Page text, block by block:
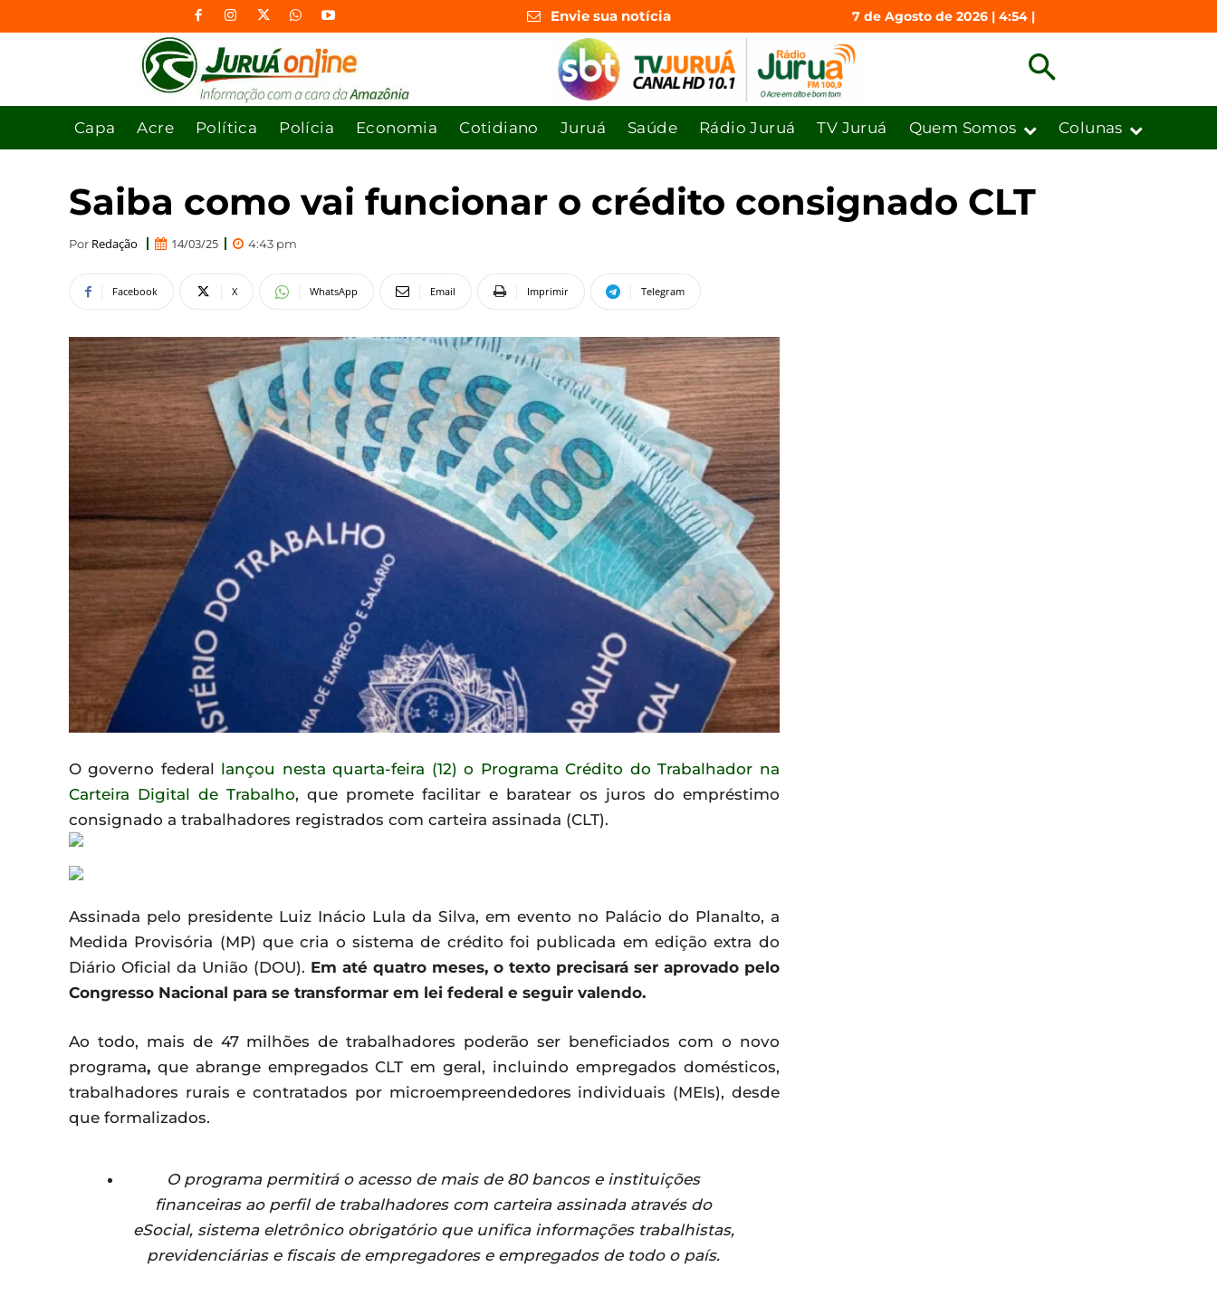
Envie sua notícia 7 de Agosto de 2026 | 4:54 |
Capa Acre Política Polícia Economia Cotidiano Juruá Saúde Rádio Juruá TV Juruá Quem Somos Colunas
Saiba como vai funcionar o crédito consignado CLT
Por Redação 14/03/25 4:43 pm
Facebook X WhatsApp Email Imprimir Telegram
O governo federal lançou nesta quarta-feira (12) o Programa Crédito do Trabalhador na
Carteira Digital de Trabalho, que promete facilitar e baratear os juros do empréstimo
consignado a trabalhadores registrados com carteira assinada (CLT).
Assinada pelo presidente Luiz Inácio Lula da Silva, em evento no Palácio do Planalto, a
Medida Provisória (MP) que cria o sistema de crédito foi publicada em edição extra do
Diário Oficial da União (DOU). Em até quatro meses, o texto precisará ser aprovado pelo
Congresso Nacional para se transformar em lei federal e seguir valendo.
Ao todo, mais de 47 milhões de trabalhadores poderão ser beneficiados com o novo
programa, que abrange empregados CLT em geral, incluindo empregados domésticos,
trabalhadores rurais e contratados por microempreendedores individuais (MEIs), desde
que formalizados.
O programa permitirá o acesso de mais de 80 bancos e instituições
financeiras ao perfil de trabalhadores com carteira assinada através do
eSocial, sistema eletrônico obrigatório que unifica informações trabalhistas,
previdenciárias e fiscais de empregadores e empregados de todo o país.